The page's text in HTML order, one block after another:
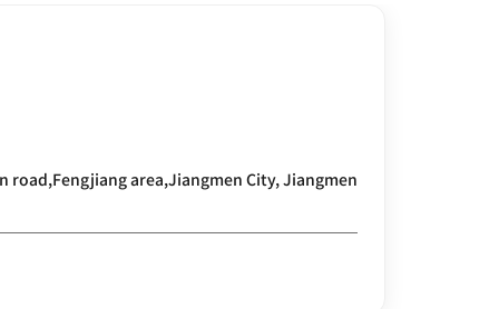
road,Fengjiang area,Jiangmen City, Jiangmen